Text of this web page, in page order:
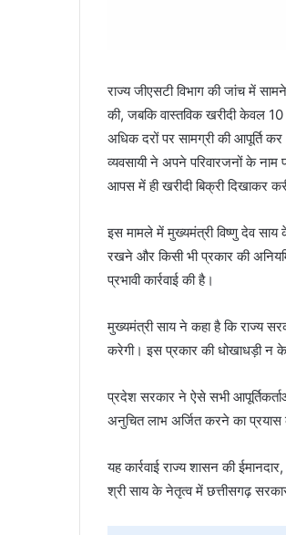
राज्य जीएसटी विभाग की जांच में
की, जबकि वास्तविक खरीदी केवल
अधिक दरों पर सामग्री की आपूर्ति
व्यवसायी ने अपने परिवारजनों के
आपस में ही खरीदी बिक्री दिखाकर
इस मामले में मुख्यमंत्री विष्णु देव साय
रखने और किसी भी प्रकार की
प्रभावी कार्रवाई की है।
मुख्यमंत्री साय ने कहा है कि राज्य
करेगी। इस प्रकार की धोखाधड़ी न
प्रदेश सरकार ने ऐसे सभी
अनुचित लाभ अर्जित करने का प्रयास
यह कार्रवाई राज्य शासन की
श्री साय के नेतृत्व में छत्तीसगढ़